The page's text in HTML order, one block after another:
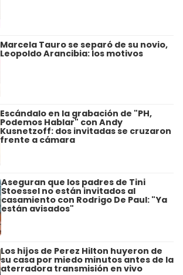
Marcela Tauro se separó de su novio,
Leopoldo Arancibia: los motivos
Escándalo en la grabación de "PH,
Podemos Hablar" con Andy
Kusnetzoff: dos invitadas se cruzaron
frente a cámara
Aseguran que los padres de Tini
Stoessel no están invitados al
casamiento con Rodrigo De Paul: "Ya
están avisados"
Los hijos de Perez Hilton huyeron de
su casa por miedo minutos antes de la
aterradora transmisión en vivo